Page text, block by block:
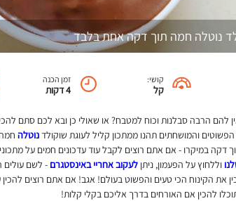
נוטלה חמה תוך דקה אחת בלבד
קושי:
קל
זמן הכנה
4 דקות
להם הרבה סבלנות וכוח למטבח? או שאולי כן ובא לכם סתם
הפשוטים והמושחתים תהנו ממתכון קליל לעוגת שוקולדנוטלה
דקה במיקרו - אם אתם רוצים לקבל עוד עדכונים חמים על
וללחוץ על הפעמון, ניתןלעקוב אחריי באינסטגרם - לשם עולים
את הקינוח הכי טעים והפשוט בעולם! אגב! אם אתם רוצים
להכין אם האורחים בדרך אליכם בקלי קלות!